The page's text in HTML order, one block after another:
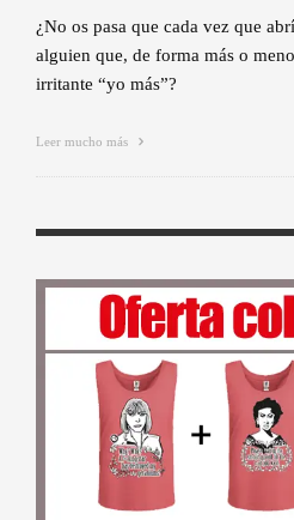
¿No os pasa que cada vez que
alguien que, de forma más o
irritante “yo más”?
Leer mucho más